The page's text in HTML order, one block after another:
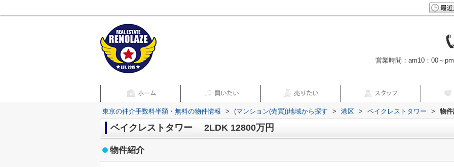
営業時間：am10：00～
東京の仲介手数料半額・無料の物件情報 > (マンション(売買))地域から探す > 港区 > ベイクレストタワー > 物
ベイクレストタワー 2LDK 12800万円
物件紹介